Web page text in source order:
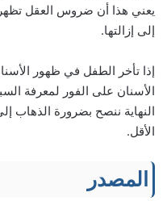
يعني هذا أن ضروس العقل
إلى إزالتها.
إذا تأخر الطفل في ظهور
الأسنان على الفور لمعرفة
الأقل.
المصدر